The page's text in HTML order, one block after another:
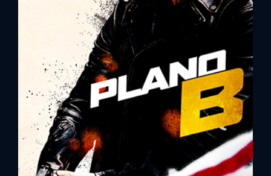
Remember Me
Lost Your Password?
By signing in, you agree to
our terms and
conditionsand ourprivacy policy.